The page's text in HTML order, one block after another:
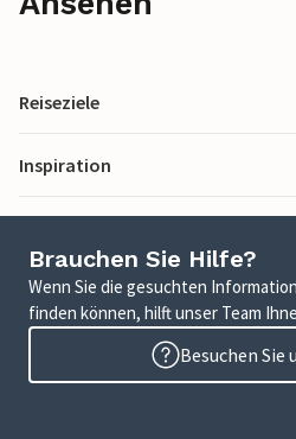
Reiseziele
Inspiration
Brauchen Sie Hilfe?
Wenn Sie die gesuchten
finden können, hilft unser Team
Besuchen Sie